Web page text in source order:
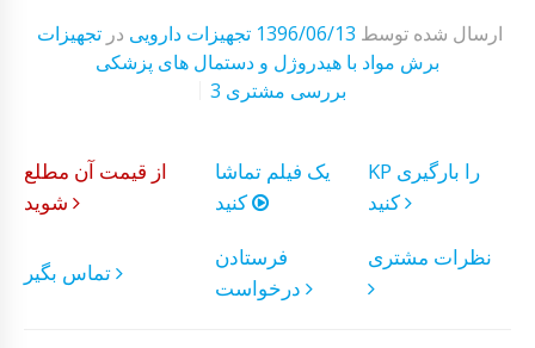
ارسال شده توسط 1396/06/13 تجهیزات دارویی در تجهیزات
برش مواد با هیدروژل و دستمال های پزشکی
3 بررسی مشتری
از قیمت آن مطلع
یک فیلم تماشا
KP را بارگیری
فرستادن
نظرات مشتری